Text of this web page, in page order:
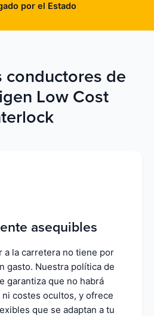
por el Estado
conductores de
Low Cost
asequibles
a la carretera no tiene por
gasto. Nuestra política de
garantiza que no habrá
costes ocultos, y ofrece
que se adaptan a tu